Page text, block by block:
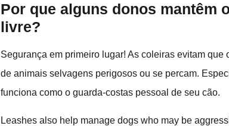
Por que alguns donos mantêm
livre?
Segurança em primeiro lugar! As coleiras evitam
de animais selvagens perigosos ou se percam.
funciona como o guarda-costas pessoal de seu cão.
Leashes also help manage dogs who may be